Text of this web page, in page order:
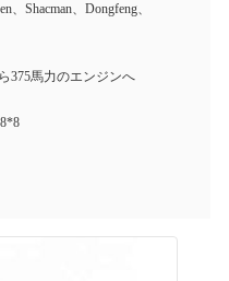
、Shacman、Dongfeng、
375馬力のエンジンへ